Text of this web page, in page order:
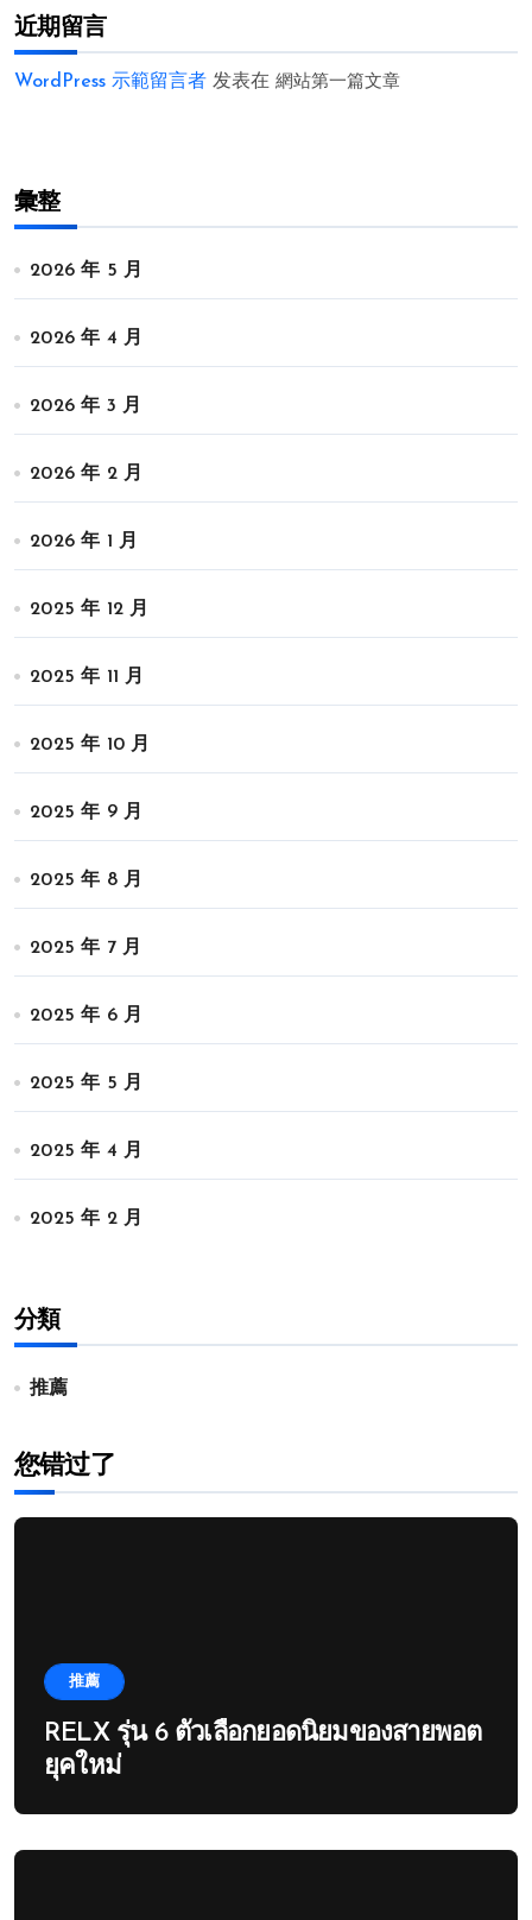
近期留言
WordPress 示範留言者 发表在 網站第一篇文章
彙整
2026 年 5 月
2026 年 4 月
2026 年 3 月
2026 年 2 月
2026 年 1 月
2025 年 12 月
2025 年 11 月
2025 年 10 月
2025 年 9 月
2025 年 8 月
2025 年 7 月
2025 年 6 月
2025 年 5 月
2025 年 4 月
2025 年 2 月
分類
推薦
您错过了
推薦
RELX รุ่น 6 ตัวเลือกยอดนิยมของสายพอต
ยุคใหม่